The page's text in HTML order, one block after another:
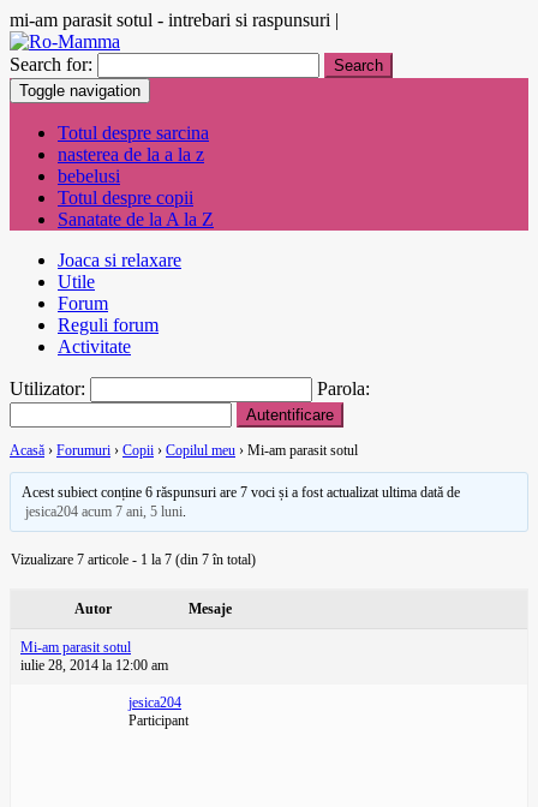
mi-am parasit sotul - intrebari si raspunsuri |
Search for:
Toggle navigation
Totul despre sarcina
nasterea de la a la z
bebelusi
Totul despre copii
Sanatate de la A la Z
Joaca si relaxare
Utile
Forum
Reguli forum
Activitate
Utilizator: Parola:
Acasă › Forumuri › Copii › Copilul meu › Mi-am parasit sotul
Acest subiect conține 6 răspunsuri are 7 voci și a fost actualizat ultima dată de
jesica204 acum 7 ani, 5 luni.
Vizualizare 7 articole - 1 la 7 (din 7 în total)
Autor Mesaje
Mi-am parasit sotul
iulie 28, 2014 la 12:00 am
jesica204
Participant